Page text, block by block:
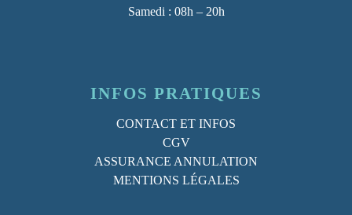
Samedi : 08h – 20h
INFOS PRATIQUES
CONTACT ET INFOS
CGV
ASSURANCE ANNULATION
MENTIONS LÉGALES